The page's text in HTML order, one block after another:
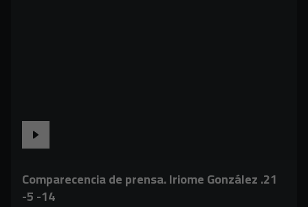
Comparecencia de prensa. Iriome González .21
-5 -14